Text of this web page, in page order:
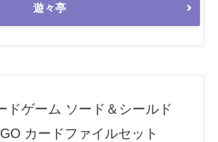
遊々亭
ドゲーム ソード＆シールド
カードファイルセット